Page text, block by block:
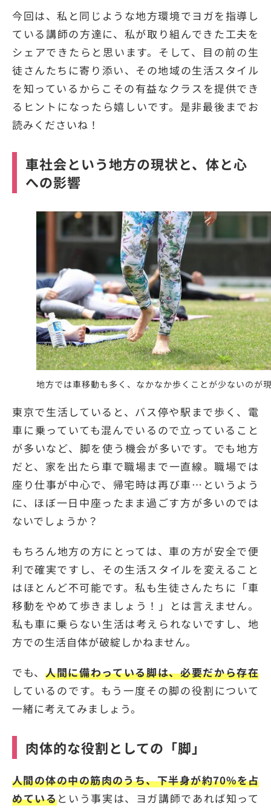
今回は、私と同じような地方環境でヨガを指導し
ている講師の方達に、私が取り組んできた工夫を
シェアできたらと思います。そして、目の前の生
徒さんたちに寄り添い、その地域の生活スタイル
を知っているからこその有益なクラスを提供でき
るヒントになったら嬉しいです。是非最後までお
読みくださいね！
車社会という地方の現状と、体と心
への影響
地方では車移動も多く、なかなか歩くことが少ないのが
東京で生活していると、バス停や駅まで歩く、電
車に乗っていても混んでいるので立っていること
が多いなど、脚を使う機会が多いです。でも地方
だと、家を出たら車で職場まで一直線。職場では
座り仕事が中心で、帰宅時は再び車…というよう
に、ほぼ一日中座ったまま過ごす方が多いのでは
ないでしょうか？
もちろん地方の方にとっては、車の方が安全で便
利で確実ですし、その生活スタイルを変えること
はほとんど不可能です。私も生徒さんたちに「車
移動をやめて歩きましょう！」とは言えません。
私も車に乗らない生活は考えられないですし、地
方での生活自体が破綻しかねません。
でも、 人間に備わっている脚は、必要だから存在
しているのです。もう一度その脚の役割について
一緒に考えてみましょう。
肉体的な役割としての「脚」
人間の体の中の筋肉のうち、下半身が約70%を占
めているという事実は、ヨガ講師であれば知って